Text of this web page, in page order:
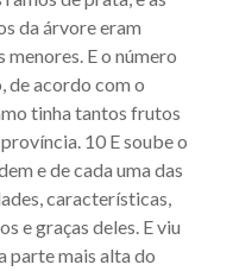
eius - Capítulo 48
eius - Capítulo 49
eius - Capítulo 5
eius - Capítulo 50
eius - Capítulo 51
eius - Capítulo 52
eius - Capítulo 53
da árvore eram
menores. E o número
de acordo com o
tinha tantos frutos
10 E soube o
e de cada uma das
características,
e graças deles. E viu
parte mais alta do